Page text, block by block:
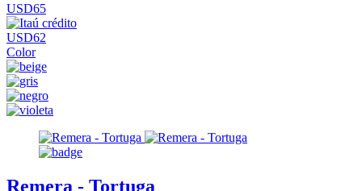
USD65
USD62
Color
Remera - Tortuga